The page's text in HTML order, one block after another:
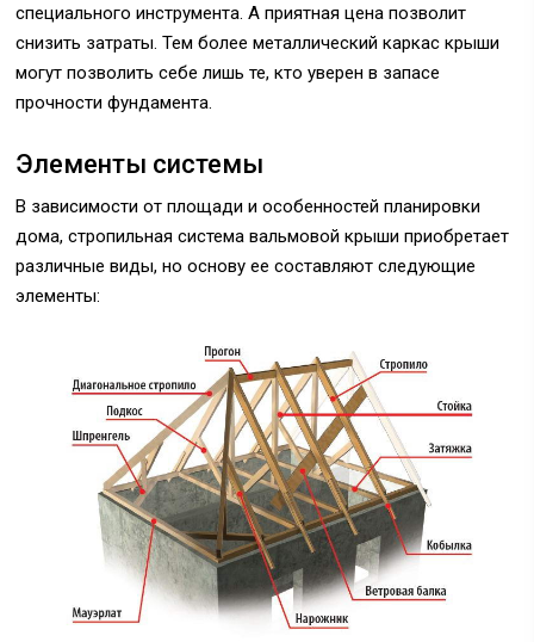
специального инструмента. А приятная цена позволит
снизить затраты. Тем более металлический каркас крыши
могут позволить себе лишь те, кто уверен в запасе
прочности фундамента.
Элементы системы
В зависимости от площади и особенностей планировки
дома, стропильная система вальмовой крыши приобретает
различные виды, но основу ее составляют следующие
элементы: